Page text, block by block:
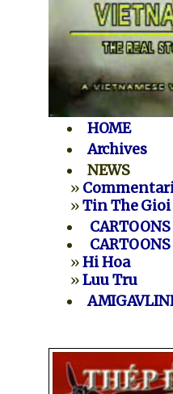
HOME
Archives
NEWS
»
»Tin The Gioi
CARTOONS
»Hi Hoa
»Luu Tru